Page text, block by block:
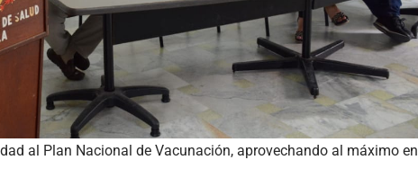
al Plan Nacional de Vacunación, aprovechando al máximo en